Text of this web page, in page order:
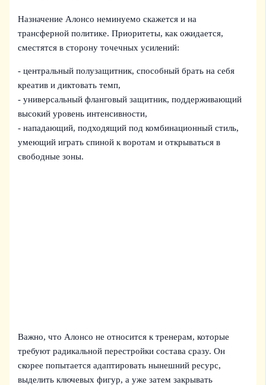
Назначение Алонсо неминуемо скажется и на
трансферной политике. Приоритеты, как ожидается,
сместятся в сторону точечных усилений:
- центральный полузащитник, способный брать на себя
креатив и диктовать темп,
- универсальный фланговый защитник, поддерживающий
высокий уровень интенсивности,
- нападающий, подходящий под комбинационный стиль,
умеющий играть спиной к воротам и открываться в
свободные зоны.
Важно, что Алонсо не относится к тренерам, которые
требуют радикальной перестройки состава сразу. Он
скорее попытается адаптировать нынешний ресурс,
выделить ключевых фигур, а уже затем закрывать